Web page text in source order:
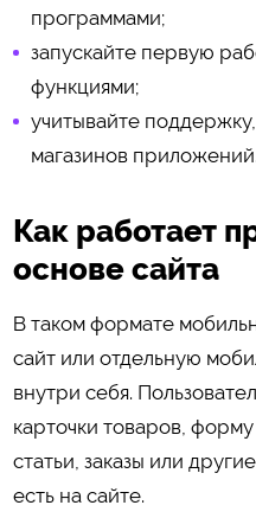
программами;
запускайте первую
функциями;
учитывайте
магазинов
Как работает
основе сайта
В таком формате
сайт или отдельную
внутри себя.
карточки товаров, форму
статьи, заказы или
есть на сайте.